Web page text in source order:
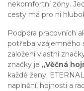
nekomfortní zóny.
cesty má pro ni
Podpora pracovních
potřeba vzájemného
založení vlastní
značky je „Věčná
každé ženy.
naplnění, hojnosti a